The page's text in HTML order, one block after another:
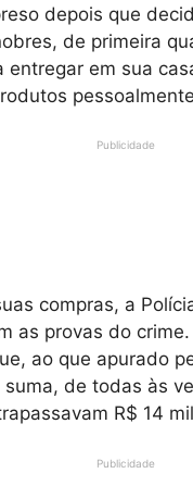
depois que
de primeira
em sua
Publicidade
compras, a
as provas do
ao que apurado
de todas às
R$ 14
Publicidade